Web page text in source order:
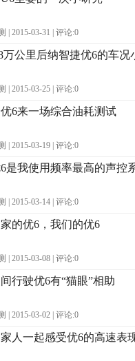
| 2015-03-31 | 评论:0
万公里后纳智捷优6的车况
| 2015-03-25 | 评论:0
6来一场综合油耗测试
| 2015-03-19 | 评论:0
是我使用频率最高的声控
| 2015-03-14 | 评论:0
家的优6，我们的优6
| 2015-03-08 | 评论:0
行驶优6有“猫眼”相助
| 2015-03-02 | 评论:0
人一起感受优6的高速表